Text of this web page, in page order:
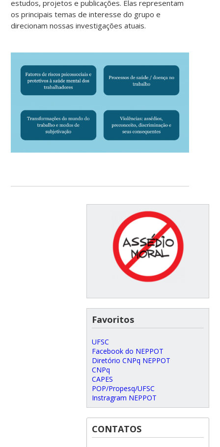
estudos, projetos e publicações. Elas representam
os principais temas de interesse do grupo e
direcionam nossas investigações atuais.
Favoritos
UFSC
Facebook do NEPPOT
Diretório CNPq NEPPOT
CNPq
CAPES
POP/Propesq/UFSC
Instragram NEPPOT
CONTATOS